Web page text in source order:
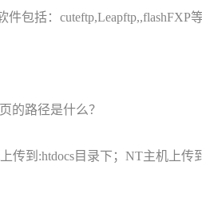
件包括：cuteftp,Leapftp,,flashFXP
的路径是什么？
传到:htdocs目录下；NT主机上传